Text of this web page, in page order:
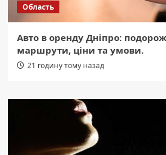
Область
Авто в оренду Дніпро:
маршрути, ціни та умови.
21 годину тому назад